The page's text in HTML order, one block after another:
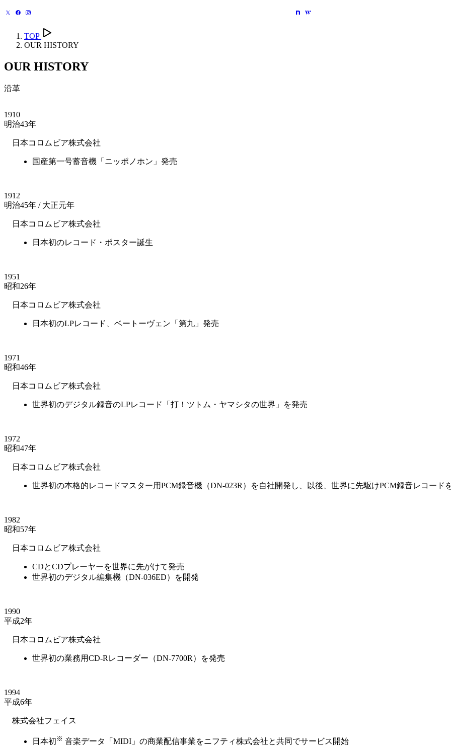
TOP
OUR HISTORY
OUR HISTORY
沿革
1910
明治43年
日本コロムビア株式会社
国産第一号蓄音機「ニッポノホン」発売
1912
明治45年 / 大正元年
日本コロムビア株式会社
日本初のレコード・ポスター誕生
1951
昭和26年
日本コロムビア株式会社
日本初のLPレコード、ベートーヴェン「第九」発売
1971
昭和46年
日本コロムビア株式会社
世界初のデジタル録音のLPレコード「打！ツトム・ヤマシタの世界」を発売
1972
昭和47年
日本コロムビア株式会社
世界初の本格的レコードマスター用PCM録音機（DN-023R）を自社開発し、以後、世界に先駆けPCM録音レコード
1982
昭和57年
日本コロムビア株式会社
CDとCDプレーヤーを世界に先がけて発売
世界初のデジタル編集機（DN-036ED）を開発
1990
平成2年
日本コロムビア株式会社
世界初の業務用CD-Rレコーダー（DN-7700R）を発売
1994
平成6年
株式会社フェイス
日本初 ※ 音楽データ「MIDI」の商業配信事業をニフティ株式会社と共同でサービス開始